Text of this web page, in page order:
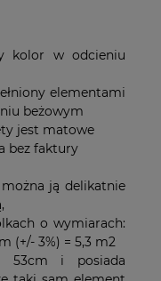
kolor w odcieniu
elementami
beżowym
jest matowe
bez faktury
ją delikatnie
o wymiarach:
(+/- 3%) = 5,3 m2
53cm i posiada